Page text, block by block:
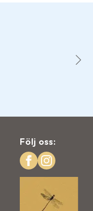
varmt
Följ oss: